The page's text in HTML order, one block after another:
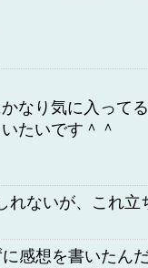
なり気に入って
たいです＾＾
れないが、これ立
感想を書いたん